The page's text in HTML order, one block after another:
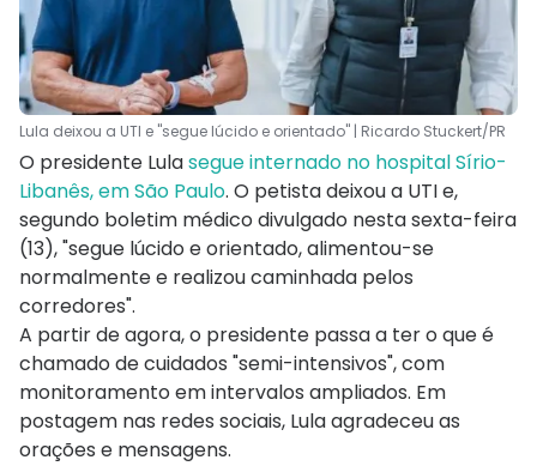
Lula deixou a UTI e "segue lúcido e orientado" | Ricardo Stuckert/PR
O presidente Lulasegue internado no hospital Sírio-
Libanês, em São Paulo. O petista deixou a UTI e,
segundo boletim médico divulgado nesta sexta-feira
(13), "segue lúcido e orientado, alimentou-se
normalmente e realizou caminhada pelos
corredores".
A partir de agora, o presidente passa a ter o que é
chamado de cuidados "semi-intensivos", com
monitoramento em intervalos ampliados. Em
postagem nas redes sociais, Lula agradeceu as
orações e mensagens.